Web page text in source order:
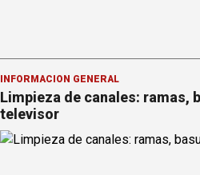
INFORMACION GENERAL
Limpieza de canales: ramas,
televisor